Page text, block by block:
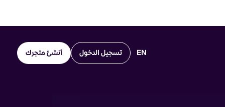
EN تسجيل الدخول أنشئ متجرك